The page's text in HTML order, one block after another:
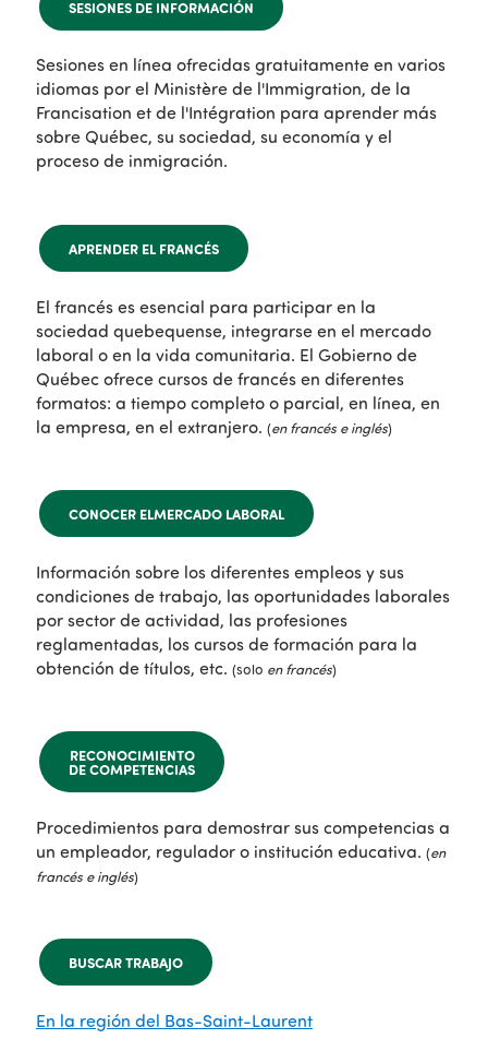
SESIONES DE INFORMACIÓN
Sesiones en línea ofrecidas gratuitamente en varios
idiomas por el Ministère de l'Immigration, de la
Francisation et de l'Intégration para aprender más
sobre Québec, su sociedad, su economía y el
proceso de inmigración.
APRENDER EL FRANCÉS
El francés es esencial para participar en la
sociedad quebequense, integrarse en el mercado
laboral o en la vida comunitaria. El Gobierno de
Québec ofrece cursos de francés en diferentes
formatos: a tiempo completo o parcial, en línea, en
la empresa, en el extranjero. (en francés e inglés)
CONOCER ELMERCADO LABORAL
Información sobre los diferentes empleos y sus
condiciones de trabajo, las oportunidades laborales
por sector de actividad, las profesiones
reglamentadas, los cursos de formación para la
obtención de títulos, etc. (solo en francés)
RECONOCIMIENTO
DE COMPETENCIAS
Procedimientos para demostrar sus competencias a
un empleador, regulador o institución educativa. (en
francés e inglés)
BUSCAR TRABAJO
En la región del Bas-Saint-Laurent